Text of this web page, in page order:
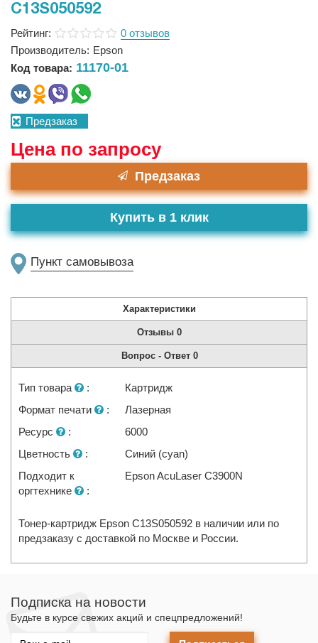
C13S050592
Рейтинг:
0 отзывов
Производитель: Epson
Код товара: 11170-01
Предзаказ
Цена по запросу
Предзаказ
Пункт самовывоза
Купить в 1 клик
Характеристики
Отзывы 0
Вопрос - Ответ 0
Тип товара :
Картридж
Формат печати
:
Лазерная
Ресурс
:
6000
Цветность
:
Синий (cyan)
Подходит к
оргтехнике
:
Epson AcuLaser C3900N
Тонер-картридж Epson C13S050592 в наличии или по
предзаказу с доставкой по Москве и России.
Подписка на новости
Будьте в курсе свежих акций и спецпредложений!